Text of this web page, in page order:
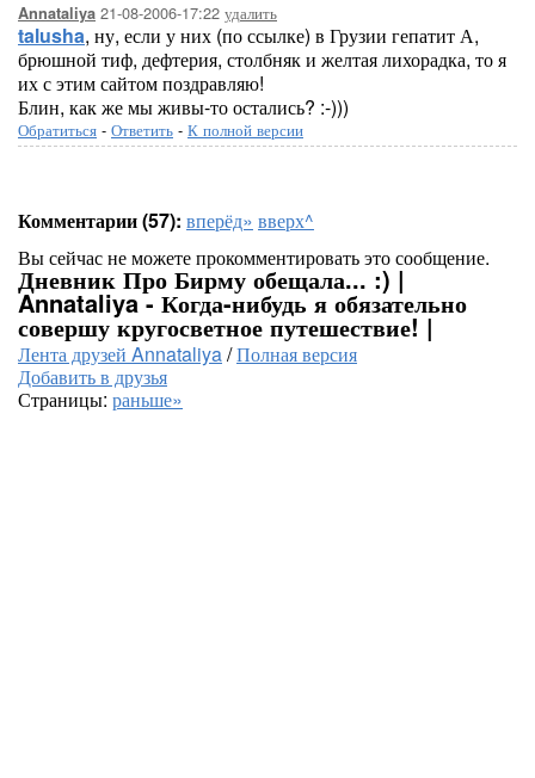
Annataliya 21-08-2006-17:22 удалить
talusha, ну, если у них (по ссылке) в Грузии гепатит А,
брюшной тиф, дефтерия, столбняк и желтая лихорадка, то я
их с этим сайтом поздравляю!
Блин, как же мы живы-то остались? :-)))
Обратиться - Ответить - К полной версии
Комментарии (57): вперёд» вверх^
Вы сейчас не можете прокомментировать это сообщение.
Дневник Про Бирму обещала... :) |
Annataliya - Когда-нибудь я обязательно
совершу кругосветное путешествие! |
Лента друзей Annataliya/Полная версия
Добавить в друзья
Страницы: раньше»